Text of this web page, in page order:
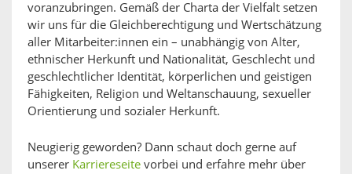
voranzubringen. Gemäß der Charta der Vielfalt setzen
wir uns für die Gleichberechtigung und Wertschätzung
aller Mitarbeiter:innen ein – unabhängig von Alter,
ethnischer Herkunft und Nationalität, Geschlecht und
geschlechtlicher Identität, körperlichen und geistigen
Fähigkeiten, Religion und Weltanschauung, sexueller
Orientierung und sozialer Herkunft.
Neugierig geworden? Dann schaut doch gerne auf
unserer Karriereseite vorbei und erfahre mehr über